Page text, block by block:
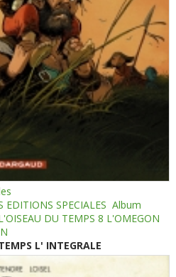
EDITIONS SPECIALES Album
DU TEMPS 8 L'OMEGON
L' INTEGRALE